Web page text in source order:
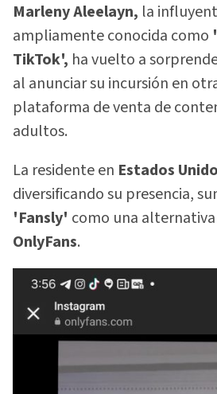
Marleny Aleelayn, la
ampliamente conocida como
TikTok', ha vuelto a
al anunciar su incursión en
plataforma de venta de
adultos.
La residente en Estados
diversificando su presencia,
'Fansly' como una
OnlyFans.